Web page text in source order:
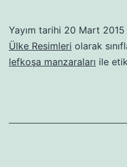
Yayım tarihi 20 Mart 2015
Ülke Resimleri olarak
lefkoşa manzaraları ile